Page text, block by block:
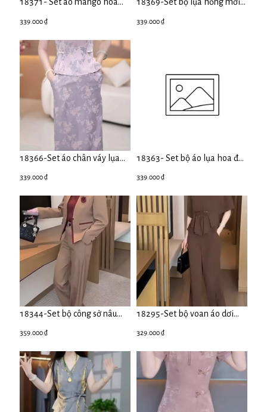
18371- Set áo mango hoa
3D phối quần ống rộng xẻ tà
339.000 ₫
18369-Set bộ lụa hồng mới
cùng áo phối ren vai (lụa nha
339.000 ₫
18366-Set áo chân váy lụa
vân gấm tím (lụa,lót)
339.000 ₫
18363- Set bộ áo lụa hoa đỏ
phối quần voan ống rộng (lụa
339.000 ₫
18344-Set bộ công sở nâu
viền đỏ kèm áo thun đỏ (chất
359.000 ₫
18295-Set bộ voan áo dơi
viền tua rua kèm quần suông (
329.000 ₫